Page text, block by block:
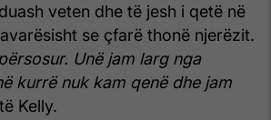
veten dhe të jesh i qetë në
se çfarë thonë njerëzit.
Unë jam larg nga
kurrë nuk kam qenë dhe jam
Kelly.